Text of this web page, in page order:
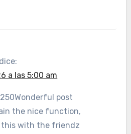
dice:
a las 5:00 am
post
the nice function,
this with the friendz